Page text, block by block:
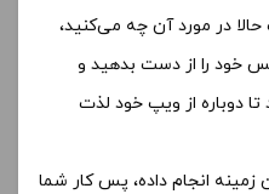
در مورد آن چه می‌کنید،
خود را از دست بدهید و
تا دوباره از ویپ‌ خود لذت
زمینه انجام داده‌، پس کار شما